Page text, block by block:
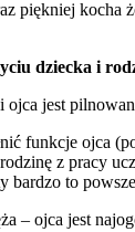
piękniej kocha
dziecka i
ojca jest
funkcje ojca
z pracy
bardzo to
– ojca jest